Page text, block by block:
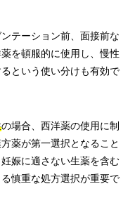
テーション前、面接前な
を頓服的に使用し、慢性
という使い分けも有効で
の場合、西洋薬の使用に制
薬が第一選択となること
娠に適さない生薬を含む
慎重な処方選択が重要で